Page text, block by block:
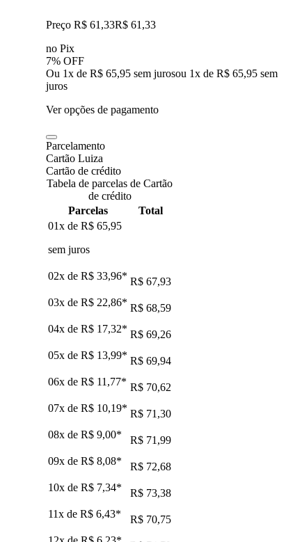
Preço R$ 61,33R$ 61 ,33
no Pix
7% OFF
Ou 1x de R$ 65,95 sem jurosou 1x de R$ 65,95 sem
juros
Ver opções de pagamento
Parcelamento
Cartão Luiza
Cartão de crédito
Tabela de parcelas de Cartão
de crédito
Parcelas
Total
01x de R$ 65,95
sem juros
02x de R$ 33,96* R$ 67,93
03x de R$ 22,86* R$ 68,59
04x de R$ 17,32* R$ 69,26
05x de R$ 13,99* R$ 69,94
06x de R$ 11,77* R$ 70,62
07x de R$ 10,19* R$ 71,30
08x de R$ 9,00*
R$ 71,99
09x de R$ 8,08*
R$ 72,68
10x de R$ 7,34*
R$ 73,38
11x de R$ 6,43*
R$ 70,75